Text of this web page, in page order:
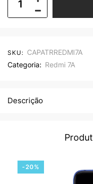
SKU: CAPATRREDMI7A
Categoria: Redmi 7A
Descrição
-20%